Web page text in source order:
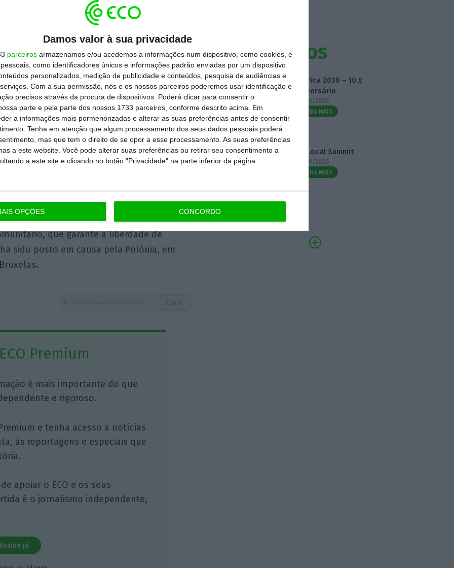
Damos valor à sua privacidade
parceiros armazenamos e/ou acedemos a informações num dispositivo, como cookies, e
como identificadores únicos e informações padrão enviadas por um dispositivo
personalizados, medição de publicidade e conteúdos, pesquisa de audiências e
Com a sua permissão, nós e os nossos parceiros poderemos usar identificação e
precisos através da procura de dispositivos. Poderá clicar para consentir o
parte e pela parte dos nossos 1733 parceiros, conforme descrito acima. Em
a informações mais pormenorizadas e alterar as suas preferências antes de consentir
Tenha em atenção que algum processamento dos seus dados pessoais poderá
mas que tem o direito de se opor a esse processamento. As suas preferências
a este website. Você pode alterar suas preferências ou retirar seu consentimento a
a este site e clicando no botão "Privacidade" na parte inferior da página.
OPÇÕES CONCORDO
de direito e rejeitar a aproximação à
desde outubro de 2023, já tinha
a associações de defesa dos direitos
Transgénero e outras). E uma
que conduziria a “uma extinção da raça
num bargayem Bratislava pelo filho de um
direita abalou a comunidade LGBT+. A
Viktor Orbán, adotou
de infração de Bruxelas, devido a
perante menores.
que garante a liberdade de
sido posto em causa pela Polónia, em
Premium
é mais importante do que
e rigoroso.
e tenha acesso a notícias
às reportagens e especiais que
apoiar o ECO e os seus
é o jornalismo independente,
Assine já
Eventos
Fábrica 2030 – 10.º
Aniversário
14/10/2026
SAIBA MAIS
3.º Local Summit
07/10/2026
SAIBA MAIS